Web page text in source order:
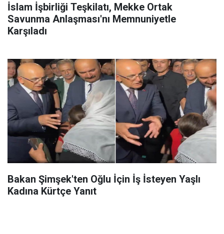
İslam İşbirliği Teşkilatı, Mekke Ortak
Savunma Anlaşması'nı Memnuniyetle
Karşıladı
Bakan Şimşek'ten Oğlu İçin İş İsteyen Yaşlı
Kadına Kürtçe Yanıt